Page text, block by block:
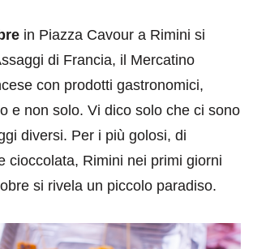
in Piazza Cavour a Rimini si
di Francia, il Mercatino
con prodotti gastronomici,
e non solo. Vi dico solo che ci sono
diversi. Per i più golosi, di
cioccolata, Rimini nei primi giorni
si rivela un piccolo paradiso.